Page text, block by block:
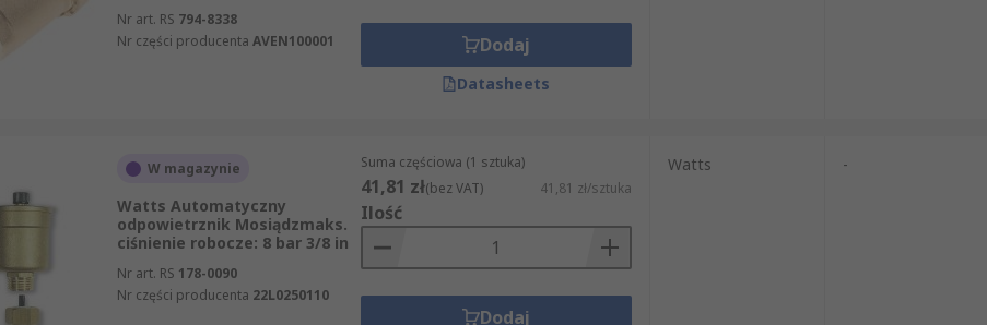
Nr art. RS 794-8338
Nr części producenta AVEN100001 Dodaj
Datasheets
W magazynie
Watts Automatyczny
odpowietrznik Mosiądzmaks.
ciśnienie robocze: 8 bar 3/8 in
Nr art. RS 178-0090
Nr części producenta 22L0250110
Suma częściowa (1 sztuka)
41,81 zł(bez VAT) 41,81 zł/sztuka
Ilość
Dodaj
Watts -